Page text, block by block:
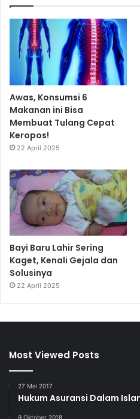
Awas, Konsumsi 6
Makanan ini Bisa
Membuat Tulang Cepat
Keropos!
22 April 2025
Bayi Baru Lahir Sering
Kaget, Kenali Gejala dan
Solusinya
22 April 2025
Most Viewed Posts
27 Mei 2017
Hukum Asuransi Dalam
9 Oktober 2018